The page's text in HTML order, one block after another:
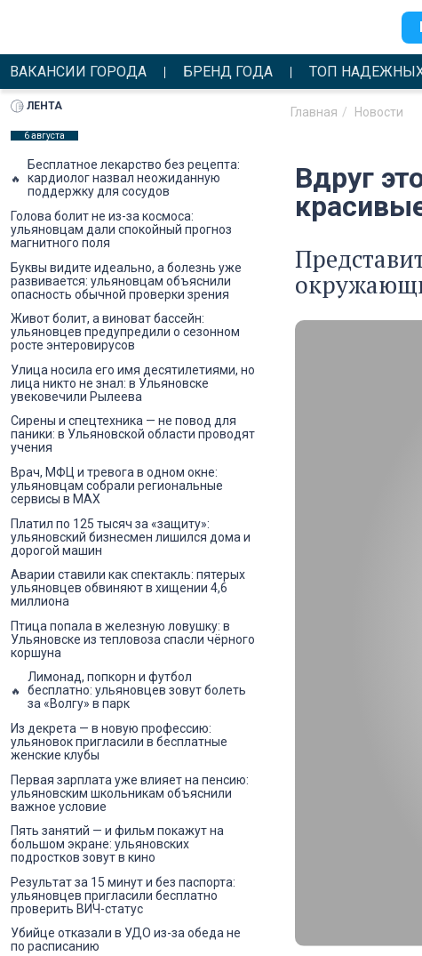
ВАКАНСИИ ГОРОДА БРЕНД ГОДА ТОП
Главная Новости
Вдруг
ЛЕНТА
6 августа
Бесплатное лекарство без рецепта:
кардиолог назвал неожиданную
поддержку для сосудов
Голова болит не из-за космоса:
ульяновцам дали спокойный прогноз
магнитного поля
Буквы видите идеально, а болезнь уже
развивается: ульяновцам объяснили
опасность обычной проверки зрения
Живот болит, а виноват бассейн:
ульяновцев предупредили о сезонном
росте энтеровирусов
Улица носила его имя десятилетиями, но
лица никто не знал: в Ульяновске
увековечили Рылеева
Сирены и спецтехника — не повод для
паники: в Ульяновской области проводят
учения
Врач, МФЦ и тревога в одном окне:
ульяновцам собрали региональные
сервисы в MAX
Платил по 125 тысяч за «защиту»:
ульяновский бизнесмен лишился дома и
дорогой машин
Аварии ставили как спектакль: пятерых
ульяновцев обвиняют в хищении 4,6
миллиона
Птица попала в железную ловушку: в
Ульяновске из тепловоза спасли чёрного
коршуна
Лимонад, попкорн и футбол
бесплатно: ульяновцев зовут болеть
за «Волгу» в парк
Из декрета — в новую профессию:
ульяновок пригласили в бесплатные
женские клубы
Первая зарплата уже влияет на пенсию:
ульяновским школьникам объяснили
важное условие
Пять занятий — и фильм покажут на
большом экране: ульяновских
подростков зовут в кино
Результат за 15 минут и без паспорта:
ульяновцев пригласили бесплатно
проверить ВИЧ-статус
Убийце отказали в УДО из-за обеда не
по расписанию